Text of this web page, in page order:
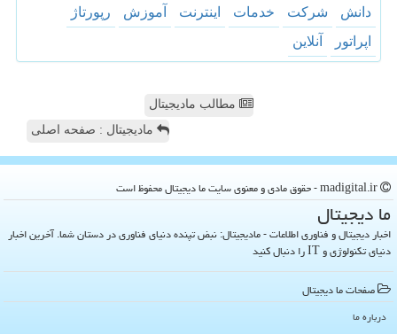
دانش شركت خدمات اینترنت آموزش
رپورتاژ
اپراتور
آنلاین
مطالب مادیجیتال
مادیجیتال : صفحه اصلی
ما دیجیتال
اخبار دیجیتال و فناوری اطلاعات - مادیجیتال: نبض تپنده دنیای فناوری در دستان شما. آخرین اخبار
دنیای تکنولوژی و IT را دنبال کنید
صفحات ما دیجیتال
درباره ما